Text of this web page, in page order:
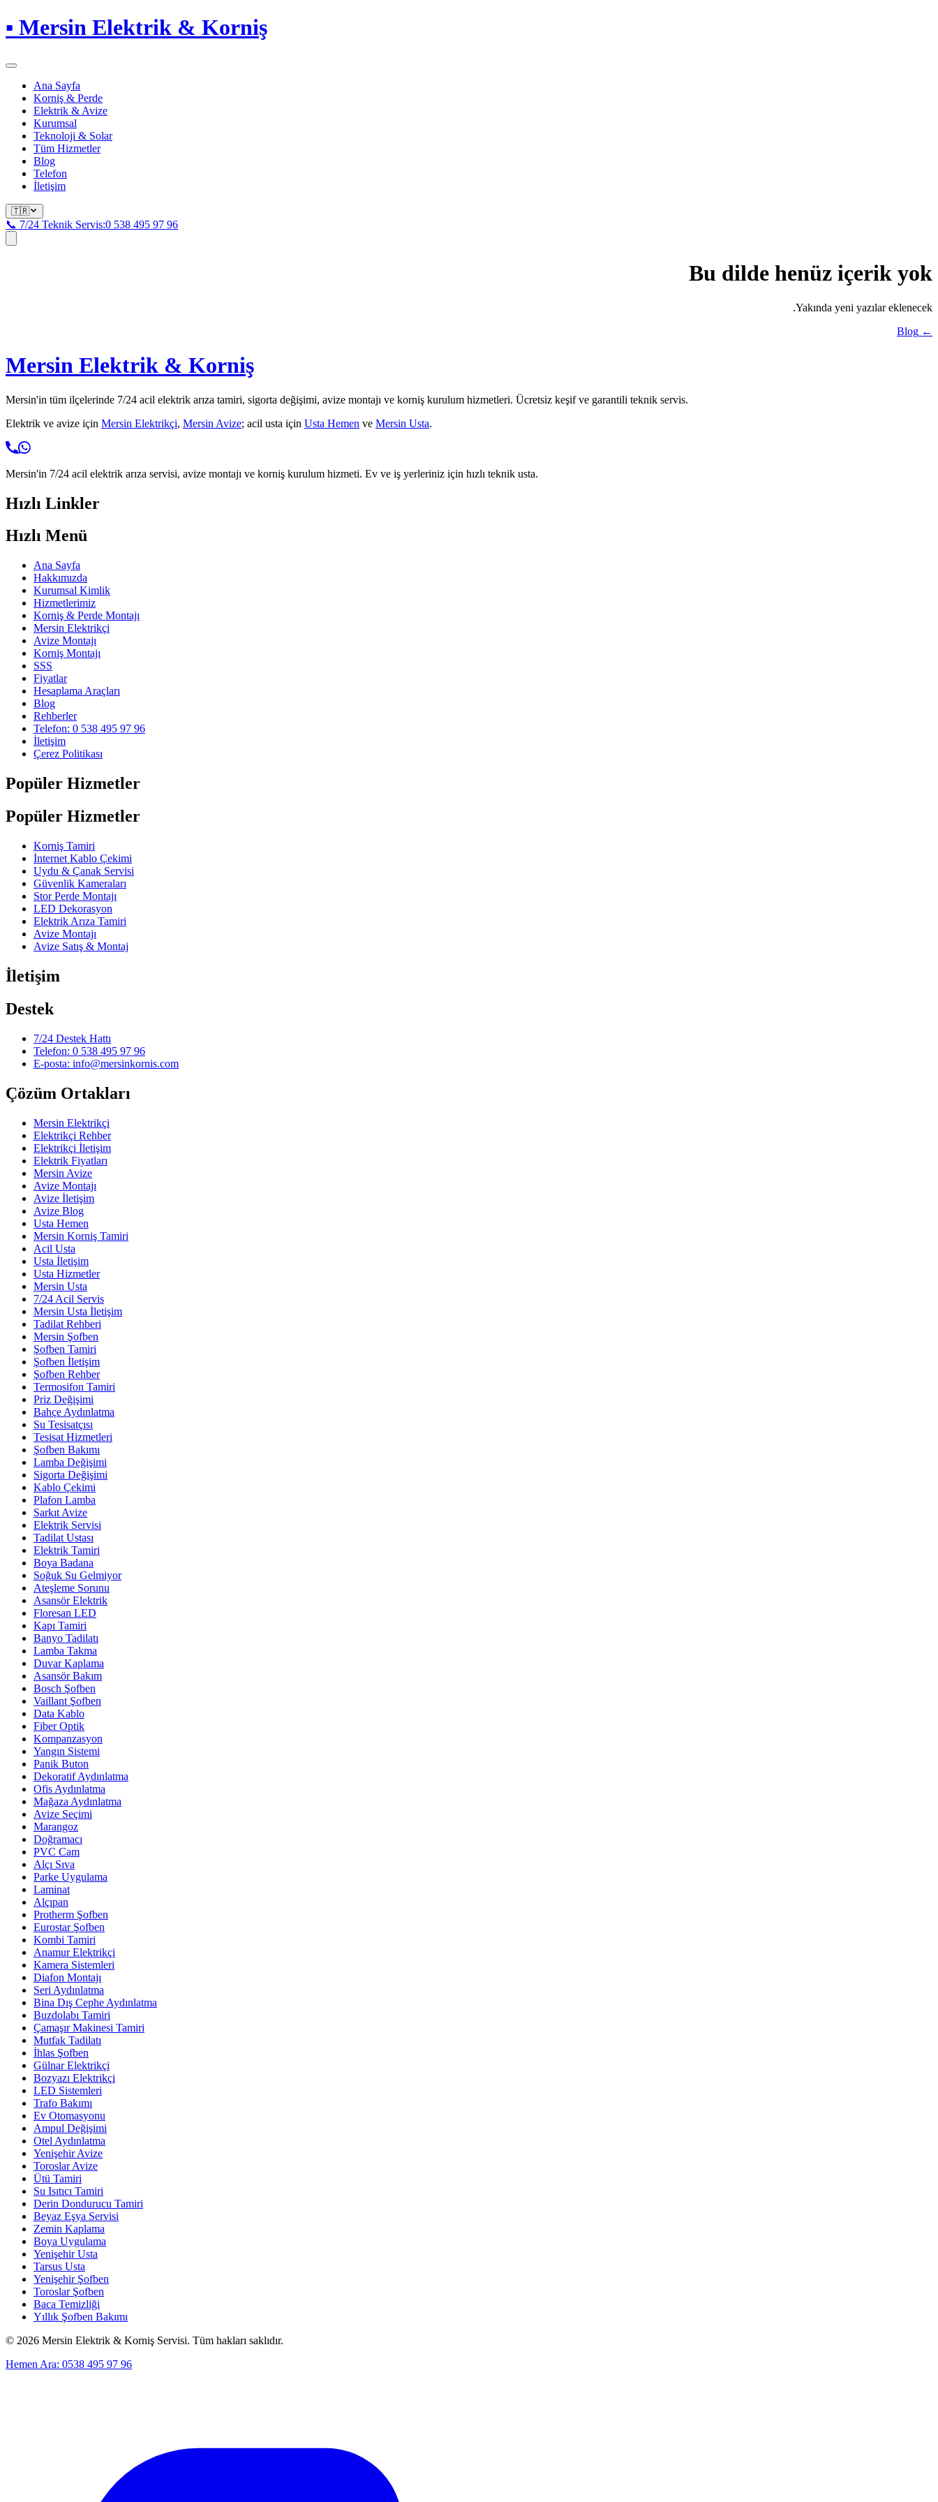
▪ Mersin Elektrik & Korniş
Ana Sayfa
Korniş & Perde
Elektrik & Avize
Kurumsal
Teknoloji & Solar
Tüm Hizmetler
Blog
Telefon
İletişim
🇹🇷
📞 7/24 Teknik Servis:0 538 495 97 96
Bu dilde henüz içerik yok
Yakında yeni yazılar eklenecek.
← Blog
Mersin Elektrik & Korniş
Mersin'in tüm ilçelerinde 7/24 acil elektrik arıza tamiri, sigorta değişimi, avize montajı ve korniş kurulum hizmetleri. Ücretsiz keşif ve garantili teknik servis.
Elektrik ve avize için Mersin Elektrikçi, Mersin Avize; acil usta için Usta Hemen ve Mersin Usta.
Mersin'in 7/24 acil elektrik arıza servisi, avize montajı ve korniş kurulum hizmeti. Ev ve iş yerleriniz için hızlı teknik usta.
Hızlı Linkler
Hızlı Menü
Ana Sayfa
Hakkımızda
Kurumsal Kimlik
Hizmetlerimiz
Korniş & Perde Montajı
Mersin Elektrikçi
Avize Montajı
Korniş Montajı
SSS
Fiyatlar
Hesaplama Araçları
Blog
Rehberler
Telefon: 0 538 495 97 96
İletişim
Çerez Politikası
Popüler Hizmetler
Popüler Hizmetler
Korniş Tamiri
İnternet Kablo Çekimi
Uydu & Çanak Servisi
Güvenlik Kameraları
Stor Perde Montajı
LED Dekorasyon
Elektrik Arıza Tamiri
Avize Montajı
Avize Satış & Montaj
İletişim
Destek
7/24 Destek Hattı
Telefon: 0 538 495 97 96
E-posta: info@mersinkornis.com
Çözüm Ortakları
Mersin Elektrikçi
Elektrikçi Rehber
Elektrikçi İletişim
Elektrik Fiyatları
Mersin Avize
Avize Montajı
Avize İletişim
Avize Blog
Usta Hemen
Mersin Korniş Tamiri
Acil Usta
Usta İletişim
Usta Hizmetler
Mersin Usta
7/24 Acil Servis
Mersin Usta İletişim
Tadilat Rehberi
Mersin Şofben
Şofben Tamiri
Şofben İletişim
Şofben Rehber
Termosifon Tamiri
Priz Değişimi
Bahçe Aydınlatma
Su Tesisatçısı
Tesisat Hizmetleri
Şofben Bakımı
Lamba Değişimi
Sigorta Değişimi
Kablo Çekimi
Plafon Lamba
Sarkıt Avize
Elektrik Servisi
Tadilat Ustası
Elektrik Tamiri
Boya Badana
Soğuk Su Gelmiyor
Ateşleme Sorunu
Asansör Elektrik
Floresan LED
Kapı Tamiri
Banyo Tadilatı
Lamba Takma
Duvar Kaplama
Asansör Bakım
Bosch Şofben
Vaillant Şofben
Data Kablo
Fiber Optik
Kompanzasyon
Yangın Sistemi
Panik Buton
Dekoratif Aydınlatma
Ofis Aydınlatma
Mağaza Aydınlatma
Avize Seçimi
Marangoz
Doğramacı
PVC Cam
Alçı Sıva
Parke Uygulama
Laminat
Alçıpan
Protherm Şofben
Eurostar Şofben
Kombi Tamiri
Anamur Elektrikçi
Kamera Sistemleri
Diafon Montajı
Seri Aydınlatma
Bina Dış Cephe Aydınlatma
Buzdolabı Tamiri
Çamaşır Makinesi Tamiri
Mutfak Tadilatı
İhlas Şofben
Gülnar Elektrikçi
Bozyazı Elektrikçi
LED Sistemleri
Trafo Bakımı
Ev Otomasyonu
Ampul Değişimi
Otel Aydınlatma
Yenişehir Avize
Toroslar Avize
Ütü Tamiri
Su Isıtıcı Tamiri
Derin Dondurucu Tamiri
Beyaz Eşya Servisi
Zemin Kaplama
Boya Uygulama
Yenişehir Usta
Tarsus Usta
Yenişehir Şofben
Toroslar Şofben
Baca Temizliği
Yıllık Şofben Bakımı
© 2026 Mersin Elektrik & Korniş Servisi. Tüm hakları saklıdır.
Hemen Ara: 0538 495 97 96